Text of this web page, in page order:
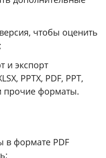
чтобы оценить
и экспорт
PPTX, PDF, PPT,
прочие форматы.
в формате PDF